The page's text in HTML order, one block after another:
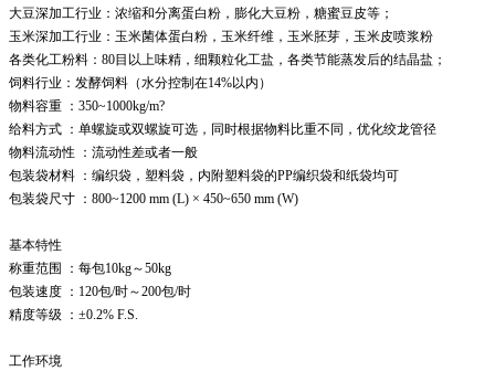
大豆深加工行业：浓缩和分离蛋白粉，膨化大豆粉，糖蜜豆皮等；
玉米深加工行业：玉米菌体蛋白粉，玉米纤维，玉米胚芽，玉米皮喷浆粉
各类化工粉料：80目以上味精，细颗粒化工盐，各类节能蒸发后的结晶盐；
饲料行业：发酵饲料（水分控制在14%以内）
物料容重 ：350~1000kg/m?
给料方式 ：单螺旋或双螺旋可选，同时根据物料比重不同，优化绞龙管径
物料流动性 ：流动性差或者一般
包装袋材料 ：编织袋，塑料袋，内附塑料袋的PP编织袋和纸袋均可
包装袋尺寸 ：800~1200 mm (L) × 450~650 mm (W)
基本特性
称重范围
：每包10kg～50kg
包装速度 ：120包/时～200包/时
精度等级
：±0.2% F.S.
工作环境